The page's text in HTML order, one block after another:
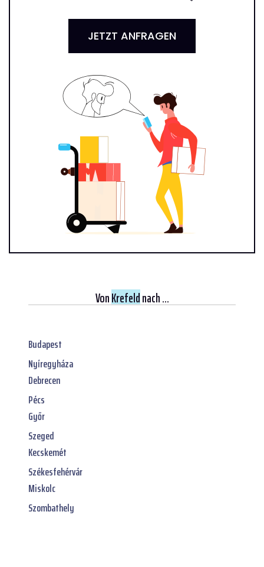
JETZT ANFRAGEN
VonKrefeldnach ...
Budapest
Nyíregyháza
Debrecen
Pécs
Győr
Szeged
Kecskemét
Székesfehérvár
Miskolc
Szombathely